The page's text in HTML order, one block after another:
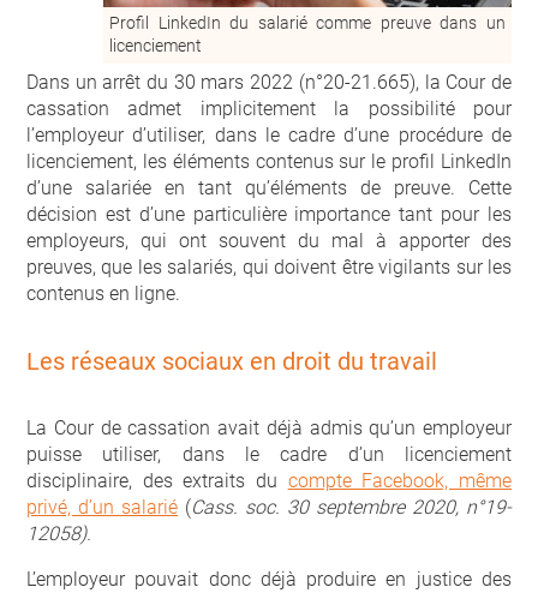
Profil LinkedIn du salarié comme preuve dans un
licenciement
Dans un arrêt du 30 mars 2022 (n°20-21.665), la Cour de
cassation admet implicitement la possibilité pour
l’employeur d’utiliser, dans le cadre d’une procédure de
licenciement, les éléments contenus sur le profil LinkedIn
d’une salariée en tant qu’éléments de preuve. Cette
décision est d’une particulière importance tant pour les
employeurs, qui ont souvent du mal à apporter des
preuves, que les salariés, qui doivent être vigilants sur les
contenus en ligne.
Les réseaux sociaux en droit du travail
La Cour de cassation avait déjà admis qu’un employeur
puisse utiliser, dans le cadre d’un licenciement
disciplinaire, des extraits du compte Facebook, même
privé, d’un salarié (Cass. soc. 30 septembre 2020, n°19-
12058).
L’employeur pouvait donc déjà produire en justice des